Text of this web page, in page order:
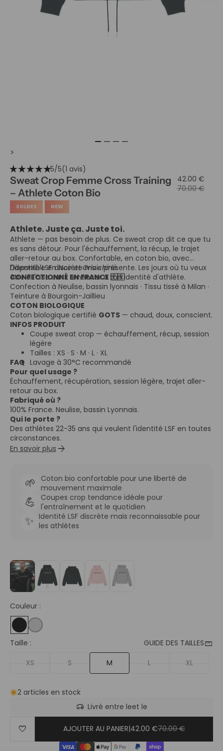
>
star_ratestar_ratestar_ratestar_ratestar_rate5/5(1 avis)
Sweat Crop Femme Cross Training
– Athlete Coton Bio
42.00 €
70.00 €
SOLDES NEW
Athlete. Juste ça. Juste toi.
Athlete — pas besoin de plus. Ce sweat crop dit ce que tu
es sans détour. Pour l'échauffement, la récup, le trajet
aller-retour au box. Confortable, en coton bio, avec
l'identité LSF discrète mais présente. Les jours où tu veux
être à l'aise sans renoncer à ton identité d'athlète.
Disponible en Noir et Gris chiné.
CONFECTIONNÉ EN FRANCE 🇫🇷
Confection à Neulise, bassin lyonnais · Tissu tissé à Milan ·
Teinture à Bourgoin-Jaillieu
COTON BIOLOGIQUE
Coton biologique certifié GOTS — chaud, doux, conscient.
INFOS PRODUIT
Coupe sweat crop — échauffement, récup, session
légère
Tailles : XS · S · M · L · XL
Lavage à 30°C recommandé
FAQ
Pour quel usage ?
Échauffement, récupération, session légère, trajet aller-
retour au box.
Fabriqué où ?
100% France. Neulise, bassin Lyonnais.
Qui le porte ?
Des athlètes 22-35 ans qui veulent l'identité LSF en toutes
circonstances.
En savoir plus arrow_forward
🌱
Coton bio confortable pour une liberté de
mouvement maximale
💪
Coupes crop tendance idéale pour
l'entraînement et le quotidien
✨ Identité LSF discrète mais reconnaissable pour
les athlètes
Couleur :
Taille : GUIDE DES TAILLESstraighten
XS S M L XL
2 articles en stock
delivery_truck_speed Livré entre leet le
favorite AJOUTER AU PANIER|42.00 €70.00 €